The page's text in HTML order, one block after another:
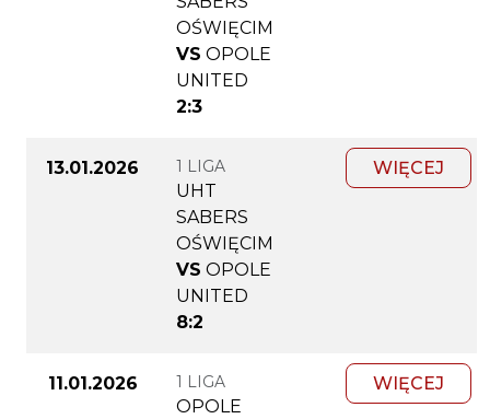
OŚWIĘCIM
VS OPOLE
UNITED
2:3
13.01.2026 1 LIGA
UHT
SABERS
OŚWIĘCIM
VS OPOLE
UNITED
8:2
WIĘCEJ
11.01.2026 1 LIGA
OPOLE
WIĘCEJ